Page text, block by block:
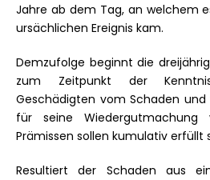
Jahre ab dem Tag, an welchem
ursächlichen Ereignis kam.
Demzufolge beginnt die
zum Zeitpunkt der
Geschädigten vom Schaden und
für seine Wiedergutmachung
Prämissen sollen kumulativ erfüllt
Resultiert der Schaden aus